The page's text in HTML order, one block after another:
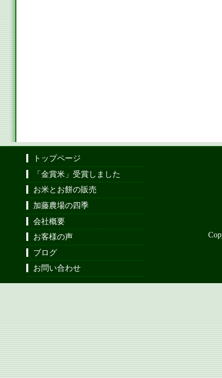
トップページ
「金賞米」受賞しました
お米とお餅の販売
加藤農場の四季
会社概要
お客様の声
ブログ
お問い合わせ